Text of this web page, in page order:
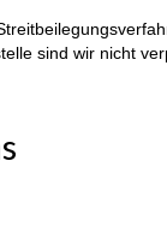
sind wir nicht